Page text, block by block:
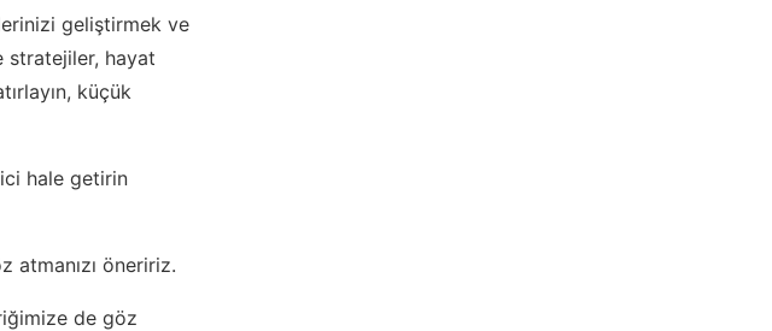
geliştirmek ve
stratejiler, hayat
küçük
hale getirin
atmanızı öneririz.
de göz